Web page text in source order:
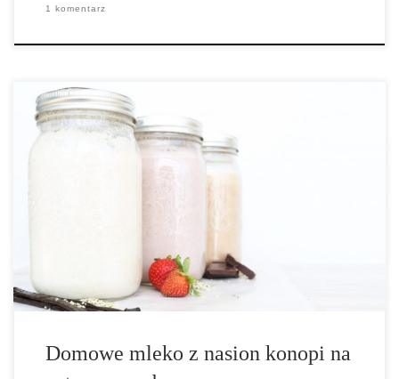
1 komentarz
Czas wykonania: 10 minut Ilość porcji: 3 Standardowe mleko
konopne Składniki: • 3 szklanki zimnej wody • 1 szklanka
Domowe mleko z nasion konopi na